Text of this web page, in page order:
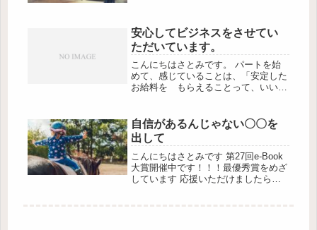
たときにぽっかりと空いた時間はおば
あちゃんになってもネットビジネス
し...
安心してビジネスをさせてい
ただいています。
こんにちはさとみです。 パートを始
めて、感じていることは、「安定した
お給料を もらえることって、いい
るんです。 お金を気にせずに、安心
してネットビジネスが出来ることは、
スト...
自信があるんじゃない〇〇を
出して
こんにちはさとみです 第27回e-Book
大賞開催中です！！！最優秀賞をめざ
しています 応援いただけましたら嬉